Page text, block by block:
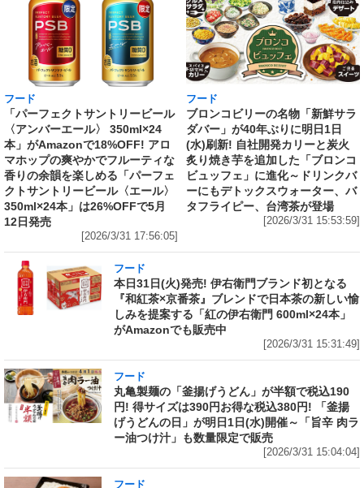
フード
「パーフェクトサントリービール
〈アンバーエール〉 350ml×24
本」がAmazonで18%OFF! アロ
マホップの爽やかでフルーティな
香りの余韻を楽しめる「パーフェ
クトサントリービール〈エール〉
350ml×24本」は26%OFFで5月
12日発売
[2026/3/31 17:56:05]
フード
ブロンコビリーの名物「新鮮サラ
ダバー」が40年ぶりに明日1日
(水)刷新! 自社開発カリーと炭火
炙り焼き芋を追加した「ブロンコ
ビュッフェ」に進化～ドリンクバ
ーにもデトックスウォーター、バ
タフライピー、台湾茶が登場
[2026/3/31 15:53:59]
フード
本日31日(火)発売! 伊右衛門ブランド初となる
『和紅茶×京番茶』ブレンドで日本茶の新しい愉
しみを提案する「紅の伊右衛門 600ml×24本」
がAmazonでも販売中
[2026/3/31 15:31:49]
フード
丸亀製麺の「釜揚げうどん」が半額で税込190
円! 得サイズは390円お得な税込380円! 「釜揚
げうどんの日」が明日1日(水)開催～「旨辛 肉ラ
ー油つけ汁」も数量限定で販売
[2026/3/31 15:04:04]
フード